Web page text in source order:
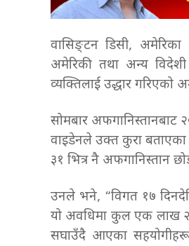
वासिङ्टन डिसी, अमेरिका
अमेरिकी तथा अन्य
व्यक्तिलाई उद्धार गरिएको
सोमबार अफगानिस्तानबाट
वाइडेनले उक्त कुरा
३१ भित्र नै अफगानिस्तान
उनले भने, “विगत १७
यो अवधिमा कुल एक लाख २०
सघाउँदै आएका